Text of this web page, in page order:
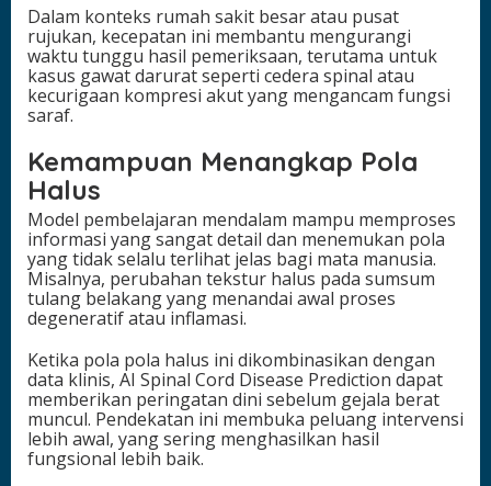
Dalam konteks rumah sakit besar atau pusat
rujukan, kecepatan ini membantu mengurangi
waktu tunggu hasil pemeriksaan, terutama untuk
kasus gawat darurat seperti cedera spinal atau
kecurigaan kompresi akut yang mengancam fungsi
saraf.
Kemampuan Menangkap Pola
Halus
Model pembelajaran mendalam mampu memproses
informasi yang sangat detail dan menemukan pola
yang tidak selalu terlihat jelas bagi mata manusia.
Misalnya, perubahan tekstur halus pada sumsum
tulang belakang yang menandai awal proses
degeneratif atau inflamasi.
Ketika pola pola halus ini dikombinasikan dengan
data klinis, AI Spinal Cord Disease Prediction dapat
memberikan peringatan dini sebelum gejala berat
muncul. Pendekatan ini membuka peluang intervensi
lebih awal, yang sering menghasilkan hasil
fungsional lebih baik.